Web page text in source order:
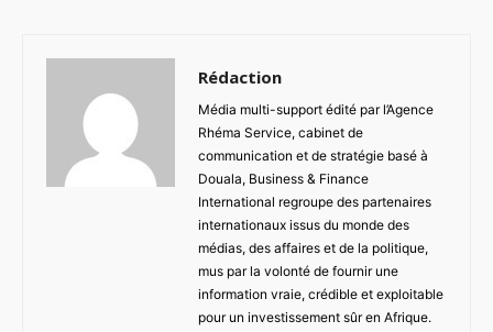
Rédaction
Média multi-support édité par l’Agence
Rhéma Service, cabinet de
communication et de stratégie basé à
Douala, Business & Finance
International regroupe des partenaires
internationaux issus du monde des
médias, des affaires et de la politique,
mus par la volonté de fournir une
information vraie, crédible et exploitable
pour un investissement sûr en Afrique.